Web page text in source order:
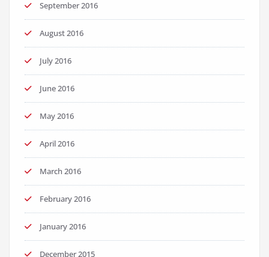
September 2016
August 2016
July 2016
June 2016
May 2016
April 2016
March 2016
February 2016
January 2016
December 2015